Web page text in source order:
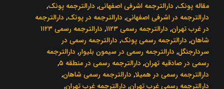
مقاله پونک, دارالترجمه اشرفی اصفهانی, دارالترجمه پونک,
دارالترجمه در اشرفی اصفهانی, دارالترجمه در پونک, دارالترجمه
در غرب تهران, دارالترجمه رسمی ۱۱۲۳ ,
دارالترجمه رسمی ۱۱۲۳
شاهان, دارالترجمه رسمی پونک, دارالترجمه رسمی در
سردارجنگل, دارالترجمه رسمی در سیمون بلیوار, دارالترجمه
رسمی در صادقیه تهران, دارالترجمه رسمی در منطقه ۵
,
دارالترجمه رسمی در همیلا, دارالترجمه رسمی شاهان,
دارالترجمه رسمی غرب تهران, دارالترجمه غرب تهران,